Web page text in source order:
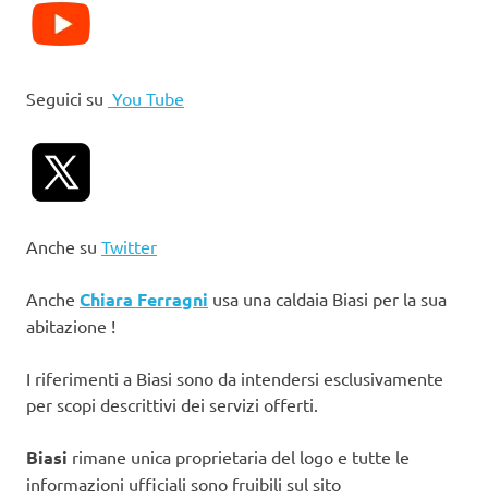
Seguici su You Tube
Anche su Twitter
Anche Chiara Ferragni usa una caldaia Biasi per la sua
abitazione !
I riferimenti a Biasi sono da intendersi esclusivamente
per scopi descrittivi dei servizi offerti.
Biasi rimane unica proprietaria del logo e tutte le
informazioni ufficiali sono fruibili sul sito